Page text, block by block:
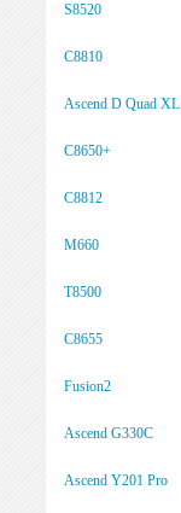
S8520
C8810
Ascend D Quad XL
C8650+
C8812
M660
T8500
C8655
Fusion2
Ascend G330C
Ascend Y201 Pro